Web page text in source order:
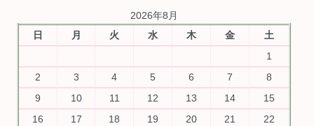
2026年8月
日
月 火 水 木 金
土
1
2
3 4 5 6 7
8
9
10 11 12 13 14
15
16
17 18 19 20 21
22